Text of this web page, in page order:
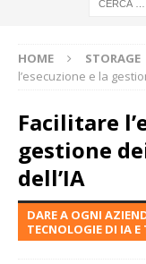
HOME STORAGE
l’esecuzione e la
Facilitare
gestione
dell’IA
DARE A OGNI
TECNOLOGIE DI IA E